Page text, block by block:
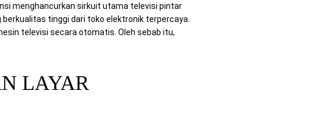
menghancurkan sirkuit utama televisi pintar
berkualitas tinggi dari toko elektronik terpercaya.
televisi secara otomatis. Oleh sebab itu,
LAYAR